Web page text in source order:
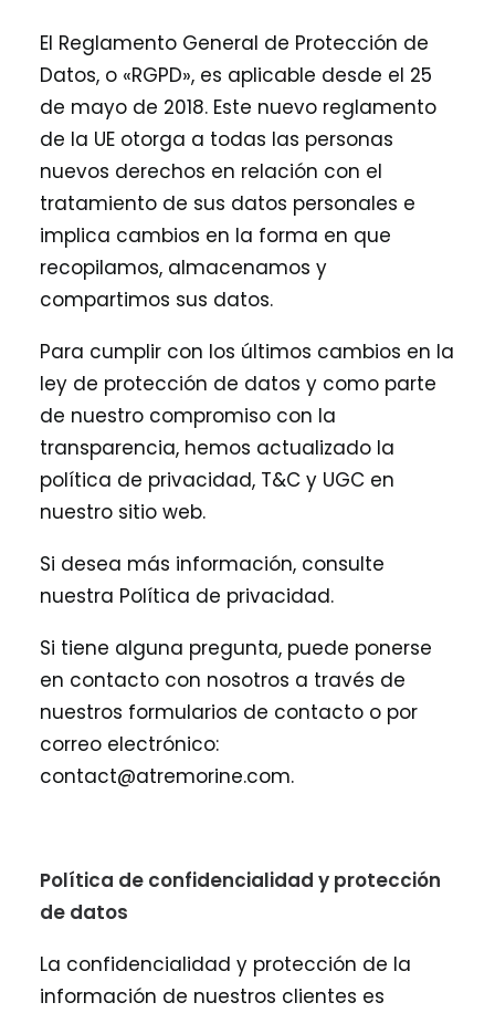
El Reglamento General de Protección de
Datos, o «RGPD», es aplicable desde el 25
de mayo de 2018. Este nuevo reglamento
de la UE otorga a todas las personas
nuevos derechos en relación con el
tratamiento de sus datos personales e
implica cambios en la forma en que
recopilamos, almacenamos y
compartimos sus datos.
Para cumplir con los últimos cambios en la
ley de protección de datos y como parte
de nuestro compromiso con la
transparencia, hemos actualizado la
política de privacidad, T&C y UGC en
nuestro sitio web.
Si desea más información, consulte
nuestra Política de privacidad.
Si tiene alguna pregunta, puede ponerse
en contacto con nosotros a través de
nuestros formularios de contacto o por
correo electrónico:
contact@atremorine.com.
Política de confidencialidad y protección
de datos
La confidencialidad y protección de la
información de nuestros clientes es